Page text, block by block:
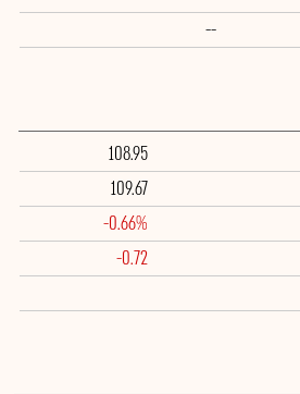
--
108.95
109.67
-0.66%
-0.72